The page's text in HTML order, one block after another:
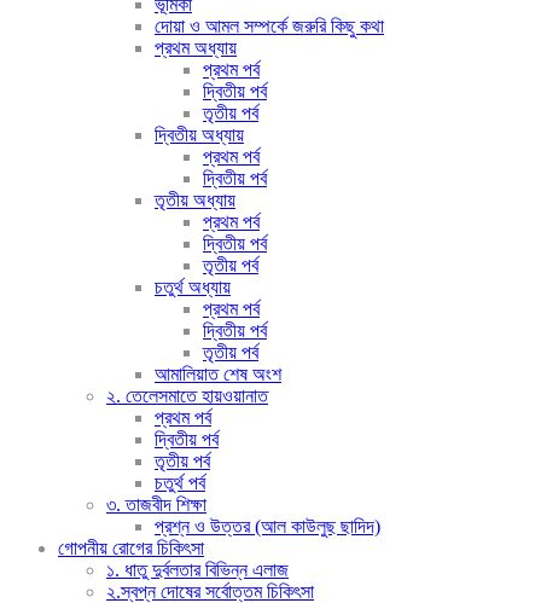
ভূমিকা
দোয়া ও আমল সম্পর্কে জরুরি কিছু কথা
প্রথম অধ্যায়
প্রথম পর্ব
দ্বিতীয় পর্ব
তৃতীয় পর্ব
দ্বিতীয় অধ্যায়
প্রথম পর্ব
দ্বিতীয় পর্ব
তৃতীয় অধ্যায়
প্রথম পর্ব
দ্বিতীয় পর্ব
তৃতীয় পর্ব
চতুর্থ অধ্যায়
প্রথম পর্ব
দ্বিতীয় পর্ব
তৃতীয় পর্ব
আমালিয়াত শেষ অংশ
২. তেলেসমাতে হায়ওয়ানাত
প্রথম পর্ব
দ্বিতীয় পর্ব
তৃতীয় পর্ব
চতুর্থ পর্ব
৩. তাজবীদ শিক্ষা
প্রশ্ন ও উত্তর (আল কাউলুছ ছাদিদ)
গোপনীয় রোগের চিকিৎসা
১. ধাতু দুর্বলতার বিভিন্ন এলাজ
২.স্বপ্ন দোষের সর্বোত্তম চিকিৎসা